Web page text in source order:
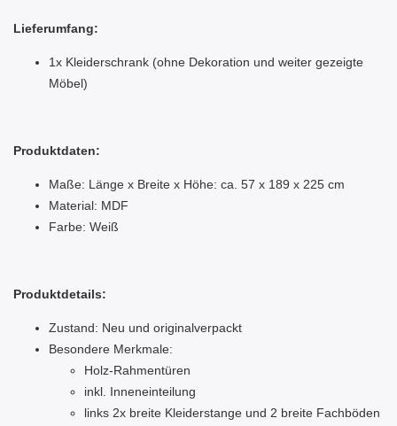
Lieferumfang:
1x Kleiderschrank (ohne Dekoration und weiter gezeigte
Möbel)
Produktdaten:
Maße: Länge x Breite x Höhe: ca. 57 x 189 x 225 cm
Material: MDF
Farbe: Weiß
Produktdetails:
Zustand: Neu und originalverpackt
Besondere Merkmale:
Holz-Rahmentüren
inkl. Inneneinteilung
links 2x breite Kleiderstange und 2 breite Fachböden